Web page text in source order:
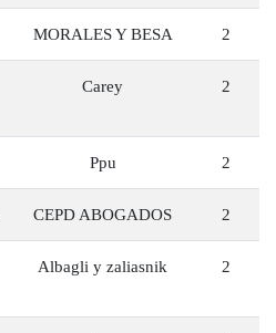
MORALES Y BESA 2
Carey 2
Ppu 2
CEPD ABOGADOS 2
Albagli y zaliasnik 2